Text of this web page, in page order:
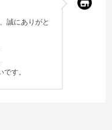
誠にありがと
す。